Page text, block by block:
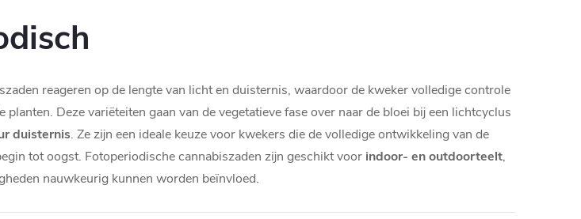
reageren op de lengte van licht en duisternis, waardoor de kweker volledige controle
planten. Deze variëteiten gaan van de vegetatieve fase over naar de bloei bij een lichtcyclus
duisternis. Ze zijn een ideale keuze voor kwekers die de volledige ontwikkeling van de
tot oogst. Fotoperiodische cannabiszaden zijn geschikt voor indoor- en outdoorteelt,
nauwkeurig kunnen worden beïnvloed.